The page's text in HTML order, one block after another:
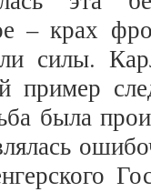
– крах
силы.
пример
была